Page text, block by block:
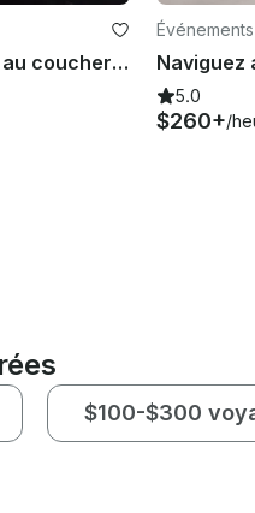
Croisières de 3 à 6 heures au coucher du soleil sur un Spacious Cruiser - Norwalk, Westport, Rowayton CT
5.0
$260+/
$100-$300